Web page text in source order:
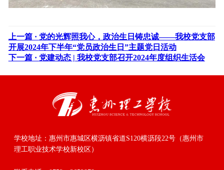
上一篇 · 党的光辉照我心，政治生日铸忠诚——我校党支部
开展2024年下半年“党员政治生日”主题党日活动
下一篇 · 党建动态 | 我校党支部召开2024年度组织生活会
学校地址：惠州市惠城区横沥镇省道S120横沥段22号（惠州市
理工职业技术学校新校区）